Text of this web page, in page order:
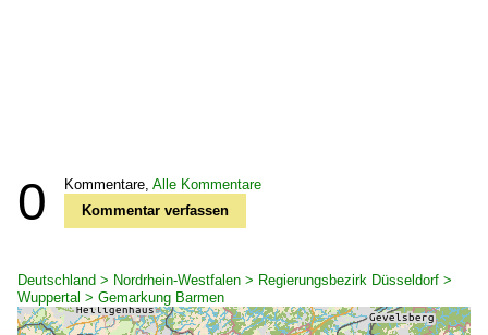
0 Kommentare, Alle Kommentare
Kommentar verfassen
Deutschland > Nordrhein-Westfalen > Regierungsbezirk Düsseldorf >
Wuppertal > Gemarkung Barmen